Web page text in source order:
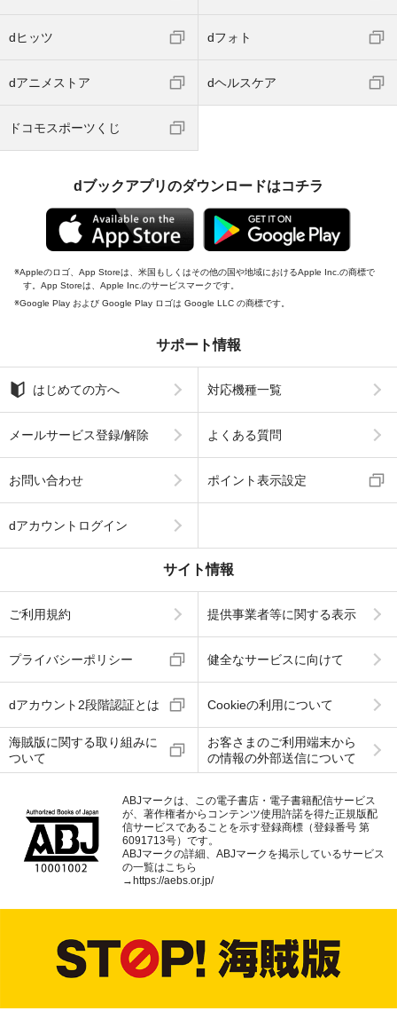
dヒッツ dフォト
dアニメストア dヘルスケア
ドコモスポーツくじ
dブックアプリのダウンロードはコチラ
Appleのロゴ、App Storeは、米国もしくはその他の国や地域におけるApple Inc.の商標で
す。App Storeは、Apple Inc.のサービスマークです。
Google Play および Google Play ロゴは Google LLC の商標です。
サポート情報
はじめての方へ 対応機種一覧
メールサービス登録/解除 よくある質問
お問い合わせ ポイント表示設定
dアカウントログイン
サイト情報
ご利用規約 提供事業者等に関する表示
プライバシーポリシー 健全なサービスに向けて
dアカウント2段階認証とは Cookieの利用について
海賊版に関する取り組みに
ついて
お客さまのご利用端末から
の情報の外部送信について
ABJマークは、この電子書店・電子書籍配信サービス
が、著作権者からコンテンツ使用許諾を得た正規版配
信サービスであることを示す登録商標（登録番号 第
6091713号）です。
ABJマークの詳細、ABJマークを掲示しているサービス
の一覧はこちら
→ https://aebs.or.jp/